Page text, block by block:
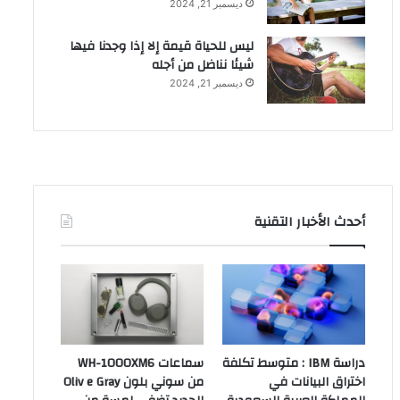
ديسمبر 21, 2024
ليس للحياة قيمة إلا إذا وجدنا فيها
شيئا نناضل من أجله
ديسمبر 21, 2024
أحدث الأخبار التقنية
دراسة IBM : متوسط تكلفة
اختراق البيانات في
سماعات WH-1000XM6
من سوني بلون Oliv e Gray